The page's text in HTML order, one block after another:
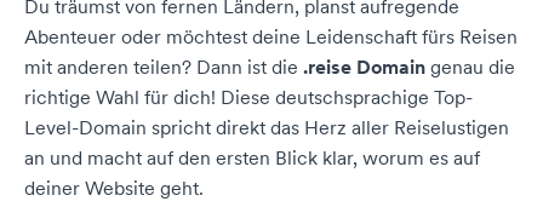
Du träumst von fernen Ländern, planst aufregende
Abenteuer oder möchtest deine Leidenschaft fürs Reisen
mit anderen teilen? Dann ist die .reise Domain genau die
richtige Wahl für dich! Diese deutschsprachige Top-
Level-Domain spricht direkt das Herz aller Reiselustigen
an und macht auf den ersten Blick klar, worum es auf
deiner Website geht.